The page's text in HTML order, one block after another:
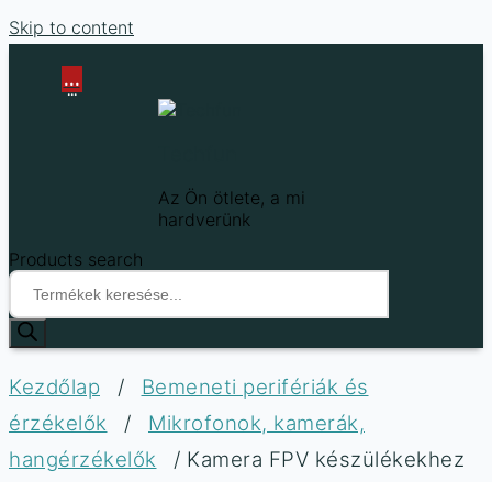
Skip to content
Az Ön ötlete, a mi
hardverünk
Products search
...
...
Kezdőlap /
Bemeneti perifériák és
érzékelők
/
Mikrofonok, kamerák,
hangérzékelők
/ Kamera FPV készülékekhez